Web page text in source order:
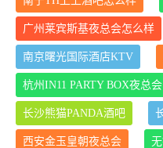
广州莱宾斯基夜总会怎么样
南京曙光国际酒店KTV
杭州IN11 PARTY BOX夜总会
长沙熊猫PANDA酒吧
西安金玉皇朝夜总会